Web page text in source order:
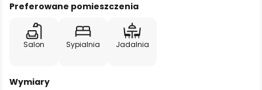
Preferowane pomieszczenia
Salon Sypialnia Jadalnia
Wymiary